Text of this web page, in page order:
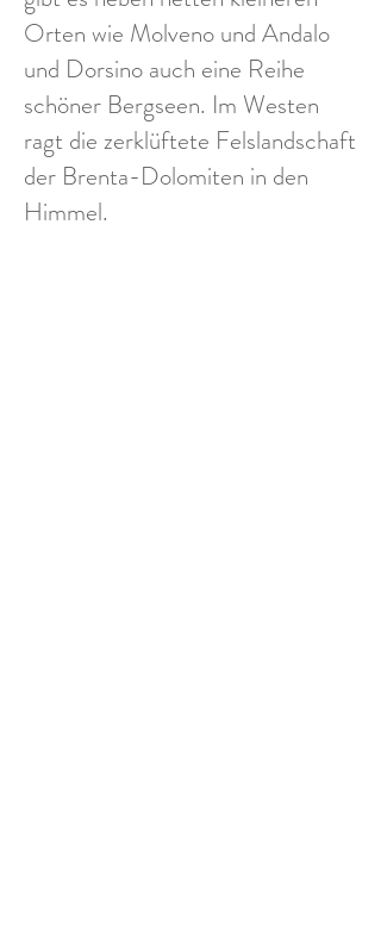
Orten wie Molveno und Andalo
und Dorsino auch eine Reihe
schöner Bergseen. Im Westen
ragt die zerklüftete Felslandschaft
der Brenta-Dolomiten in den
Himmel.